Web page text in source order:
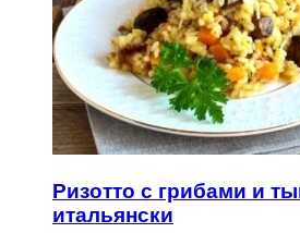
Ризотто с грибами и
итальянски